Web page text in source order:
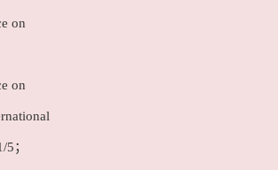
on
on
；